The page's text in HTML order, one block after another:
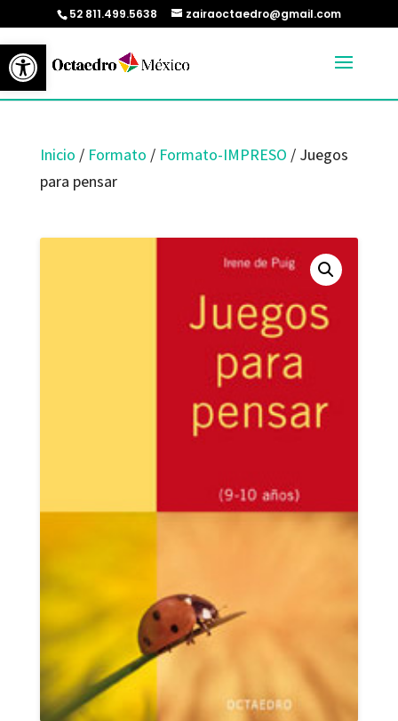
Abrir barra de herramientas
52 811.499.5638 zairaoctaedro@gmail.com
Inicio / Formato / Formato-IMPRESO / Juegos
para pensar